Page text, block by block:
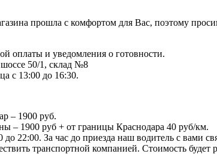
прошла с комфортом для Вас, поэтому
оплаты и уведомления о готовности.
50/1, склад №8
с 13:00 до 16:30.
– 1900 руб.
– 1900 руб + от границы Краснодара 40 руб/км.
22:00. За час до приезда наш водитель с вами
транспортной компанией. Стоимость будет